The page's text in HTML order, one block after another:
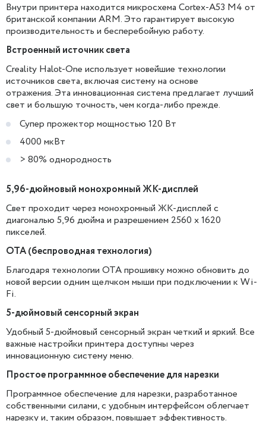
Внутри принтера находится микросхема Cortex-A53 M4 от
британской компании ARM. Это гарантирует высокую
производительность и бесперебойную работу.
Встроенный источник света
Creality Halot-One использует новейшие технологии
источников света, включая систему на основе
отражения. Эта инновационная система предлагает лучший
свет и большую точность, чем когда-либо прежде.
Супер прожектор мощностью 120 Вт
4000 мкВт
> 80% однородность
5,96-дюймовый монохромный ЖК-дисплей
Свет проходит через монохромный ЖК-дисплей с
диагональю 5,96 дюйма и разрешением 2560 x 1620
пикселей.
OTA (беспроводная технология)
Благодаря технологии OTA прошивку можно обновить до
новой версии одним щелчком мыши при подключении к Wi-
Fi.
5-дюймовый сенсорный экран
Удобный 5-дюймовый сенсорный экран четкий и яркий. Все
важные настройки принтера доступны через
инновационную систему меню.
Простое программное обеспечение для нарезки
Программное обеспечение для нарезки, разработанное
собственными силами, с удобным интерфейсом облегчает
нарезку и, таким образом, повышает эффективность.